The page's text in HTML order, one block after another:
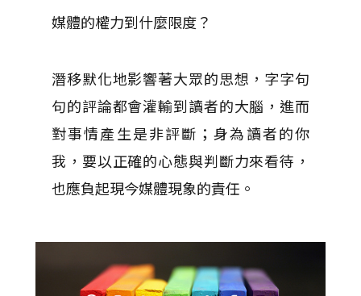
媒體的權力到什麼限度？
潛移默化地影響著大眾的思想，字字句
句的評論都會灌輸到讀者的大腦，進而
對事情產生是非評斷；身為讀者的你
我，要以正確的心態與判斷力來看待，
也應負起現今媒體現象的責任。